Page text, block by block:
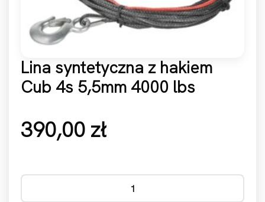
Lina syntetyczna z hakiem
Cub 4s 5,5mm 4000 lbs
390,00 zł
ilość Lina syntetyczna z hakiem Cub 4s 5,5mm 4000 lbs